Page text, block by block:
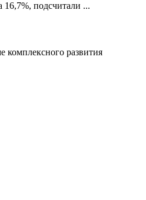
16,7%, подсчитали ...
комплексного развития